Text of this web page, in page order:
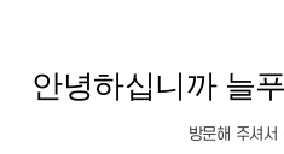
안녕하십니까 늘
방문해 주셔서